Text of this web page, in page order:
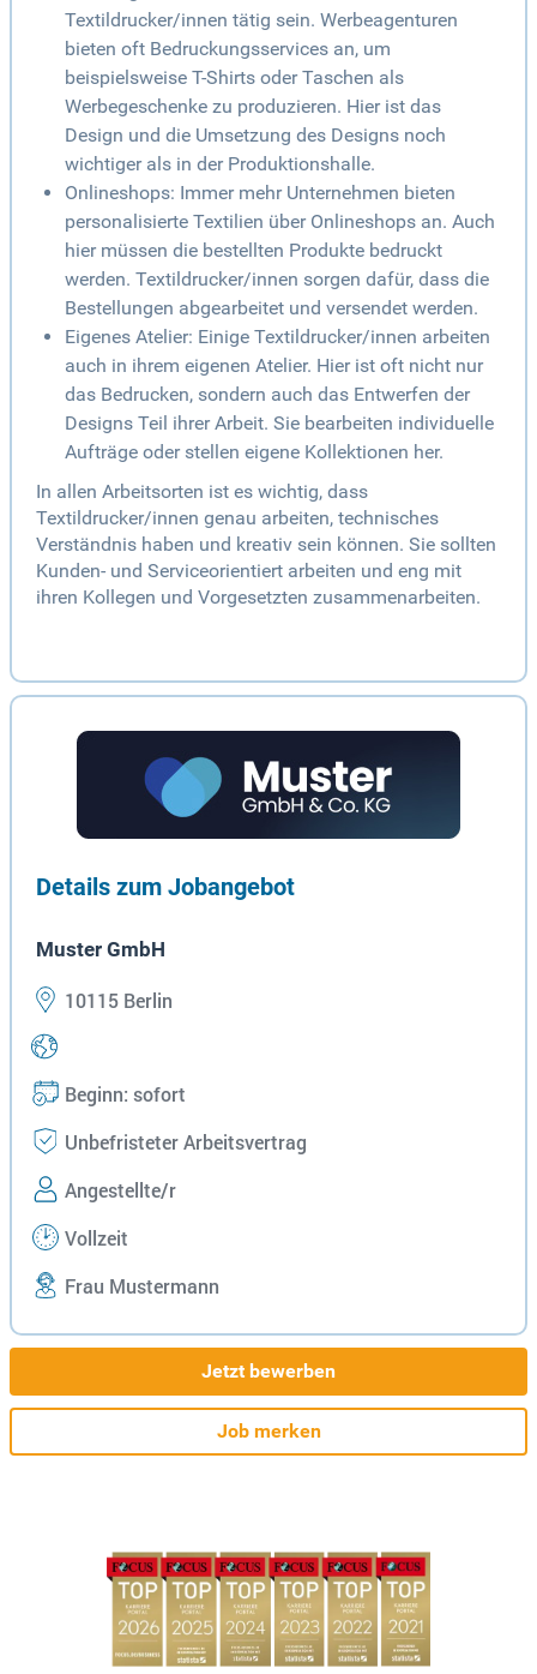
Textildrucker/innen tätig sein. Werbeagenturen
bieten oft Bedruckungsservices an, um
beispielsweise T-Shirts oder Taschen als
Werbegeschenke zu produzieren. Hier ist das
Design und die Umsetzung des Designs noch
wichtiger als in der Produktionshalle.
Onlineshops: Immer mehr Unternehmen bieten
personalisierte Textilien über Onlineshops an. Auch
hier müssen die bestellten Produkte bedruckt
werden. Textildrucker/innen sorgen dafür, dass die
Bestellungen abgearbeitet und versendet werden.
Eigenes Atelier: Einige Textildrucker/innen arbeiten
auch in ihrem eigenen Atelier. Hier ist oft nicht nur
das Bedrucken, sondern auch das Entwerfen der
Designs Teil ihrer Arbeit. Sie bearbeiten individuelle
Aufträge oder stellen eigene Kollektionen her.
In allen Arbeitsorten ist es wichtig, dass
Textildrucker/innen genau arbeiten, technisches
Verständnis haben und kreativ sein können. Sie sollten
Kunden- und Serviceorientiert arbeiten und eng mit
ihren Kollegen und Vorgesetzten zusammenarbeiten.
Details zum Jobangebot
Muster GmbH
10115 Berlin
Beginn: sofort
Unbefristeter Arbeitsvertrag
Angestellte/r
Vollzeit
Frau Mustermann
Jetzt bewerben
Job merken